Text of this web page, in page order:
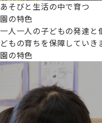
あそびと生活の中で育つ
園の特色
一人一人の子どもの発達
どもの育ちを保障していき
園の特色